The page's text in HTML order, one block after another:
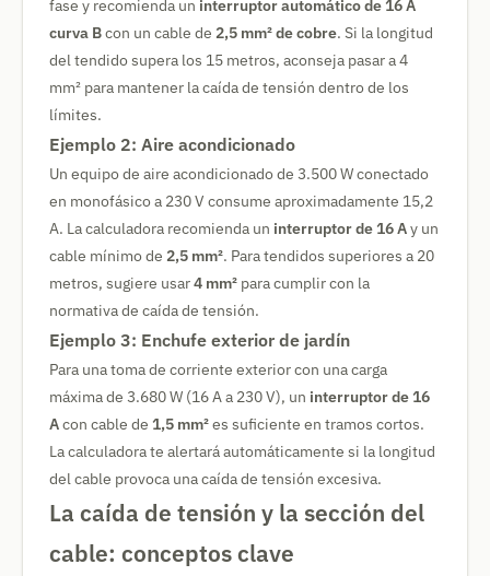
fase y recomienda un interruptor automático de 16 A
curva Bcon un cable de 2,5 mm² de cobre. Si la longitud
del tendido supera los 15 metros, aconseja pasar a 4
mm² para mantener la caída de tensión dentro de los
límites.
Ejemplo 2: Aire acondicionado
Un equipo de aire acondicionado de 3.500 W conectado
en monofásico a 230 V consume aproximadamente 15,2
A. La calculadora recomienda un interruptor de 16 Ay un
cable mínimo de 2,5 mm². Para tendidos superiores a 20
metros, sugiere usar4 mm² para cumplir con la
normativa de caída de tensión.
Ejemplo 3: Enchufe exterior de jardín
Para una toma de corriente exterior con una carga
máxima de 3.680 W (16 A a 230 V), un interruptor de 16
Acon cable de 1,5 mm²es suficiente en tramos cortos.
La calculadora te alertará automáticamente si la longitud
del cable provoca una caída de tensión excesiva.
La caída de tensión y la sección del
cable: conceptos clave